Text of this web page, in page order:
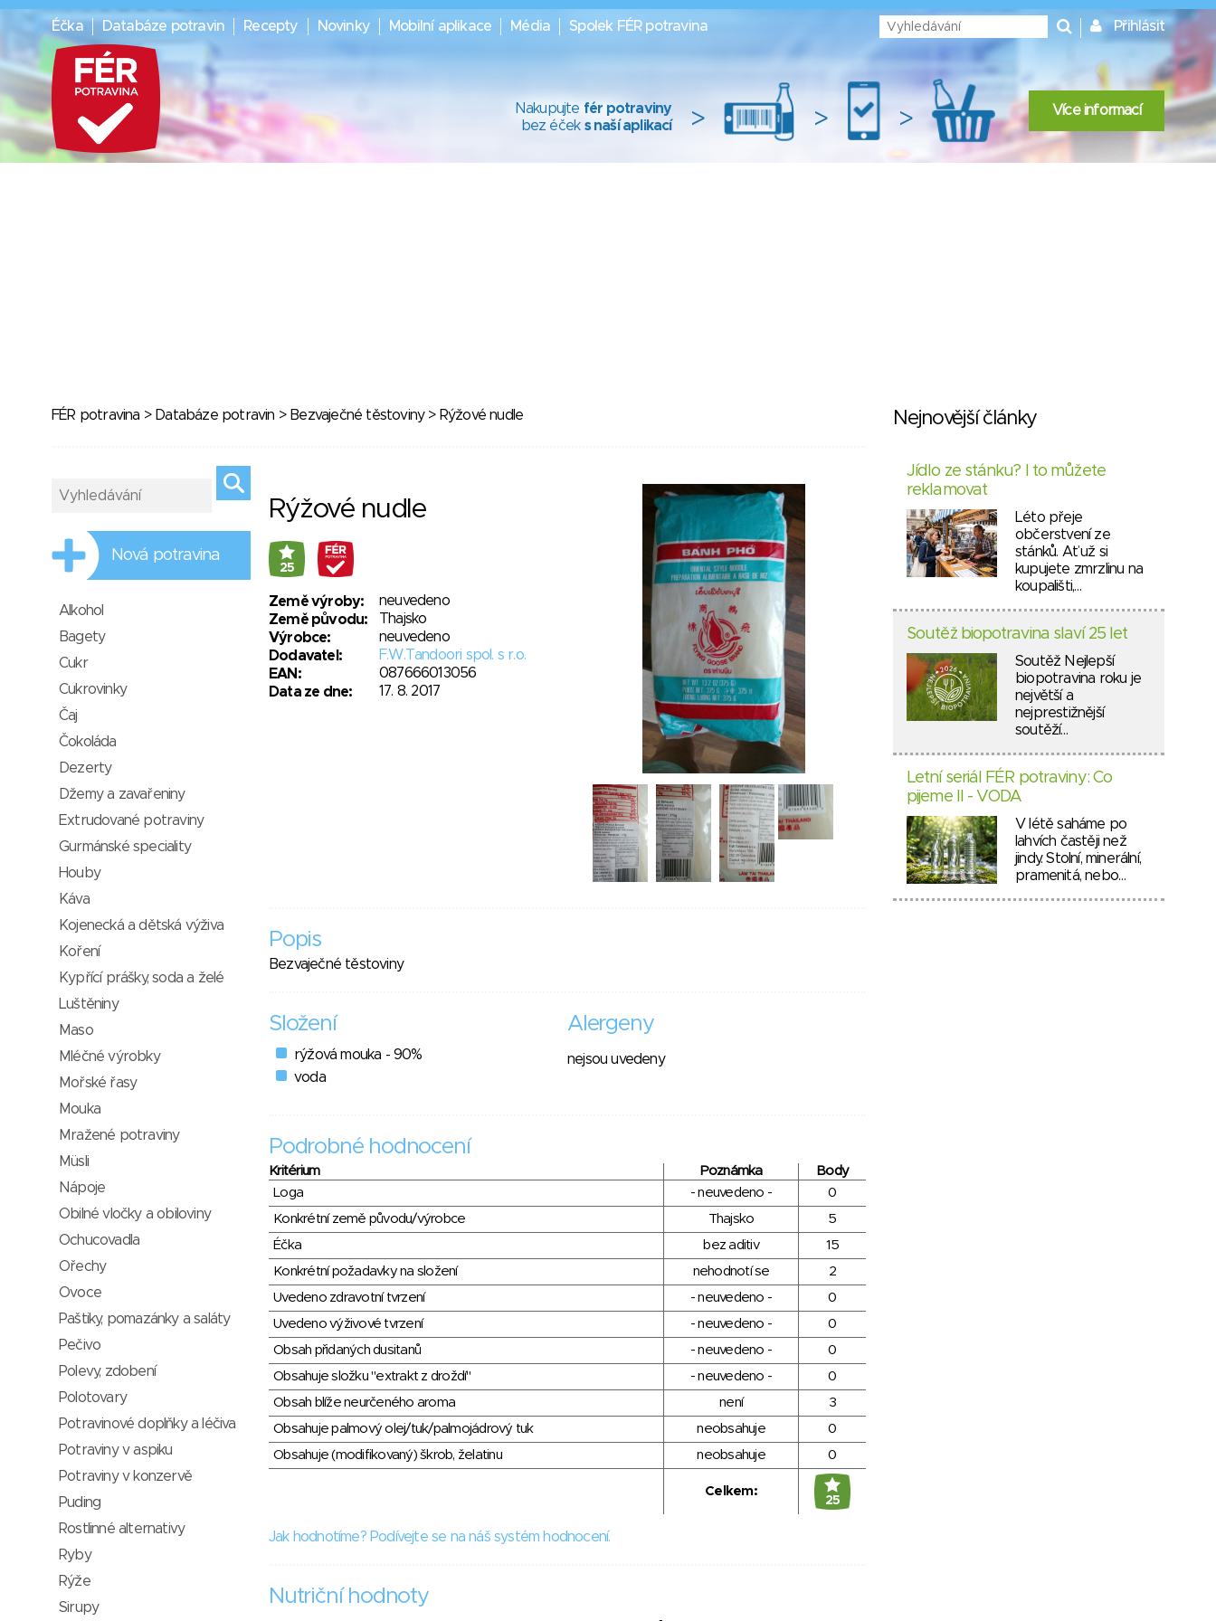
Éčka Databáze potravin Recepty Novinky Mobilní aplikace Média Spolek FÉR potravina Přihlásit
Nakupujte fér potraviny
bez éček s naší aplikací > > > Více informací
FÉR potravina > Databáze potravin > Bezvaječné těstoviny> Rýžové nudle
Rýžové nudle
25
Země výroby:
neuvedeno
Země původu:
Thajsko
Výrobce:
neuvedeno
Dodavatel:
F.W.Tandoori spol. s r.o.
EAN:
087666013056
Data ze dne:
17. 8. 2017
Popis
Bezvaječné těstoviny
Složení
rýžová mouka - 90%
voda
Alergeny
nejsou uvedeny
Podrobné hodnocení
Kritérium Poznámka
Body
Loga
- neuvedeno -
0
Konkrétní země původu/výrobce
Thajsko
5
Éčka
bez aditiv
15
Konkrétní požadavky na složení
nehodnotí se
2
Uvedeno zdravotní tvrzení
- neuvedeno -
0
Uvedeno výživové tvrzení
- neuvedeno -
0
Obsah přidaných dusitanů
- neuvedeno -
0
Obsahuje složku "extrakt z droždí"
- neuvedeno -
0
Obsah blíže neurčeného aroma
není
3
Obsahuje palmový olej/tuk/palmojádrový tuk
neobsahuje
0
Obsahuje (modifikovaný) škrob, želatinu
neobsahuje 0
Celkem:
25
Jak hodnotíme? Podívejte se na náš systém hodnocení.
Nutriční hodnoty
Nová potravina
Alkohol
Bagety
Cukr
Cukrovinky
Čaj
Čokoláda
Dezerty
Džemy a zavařeniny
Extrudované potraviny
Gurmánské speciality
Houby
Káva
Kojenecká a dětská výživa
Koření
Kypřící prášky, soda a želé
Luštěniny
Maso
Mléčné výrobky
Mořské řasy
Mouka
Mražené potraviny
Müsli
Nápoje
Obilné vločky a obiloviny
Ochucovadla
Ořechy
Ovoce
Paštiky, pomazánky a saláty
Pečivo
Polevy, zdobení
Polotovary
Potravinové doplňky a léčiva
Potraviny v aspiku
Potraviny v konzervě
Puding
Rostlinné alternativy
Ryby
Rýže
Sirupy
Nejnovější články
Jídlo ze stánku? I to můžete
reklamovat
Léto přeje
občerstvení ze
stánků. Ať už si
kupujete zmrzlinu na
koupališti,…
Soutěž biopotravina slaví 25 let
Soutěž Nejlepší
biopotravina roku je
největší a
nejprestižnější
soutěží…
Letní seriál FÉR potraviny: Co
pijeme II - VODA
V létě saháme po
lahvích častěji než
jindy. Stolní, minerální,
pramenitá, nebo…